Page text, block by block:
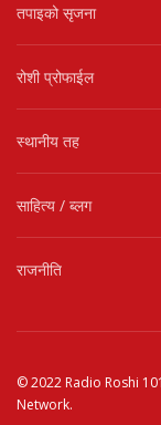
तपाइको सृजना
रोशी प्रोफाईल
स्थानीय तह
साहित्य / ब्लग
राजनीति
© 2022 Radio Roshi
Network.